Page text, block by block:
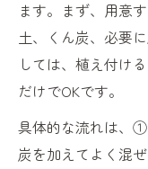
ます。まず、用意
土、くん炭、必要
しては、植え付け
だけでOKです。
具体的な流れは、
炭を加えてよく混